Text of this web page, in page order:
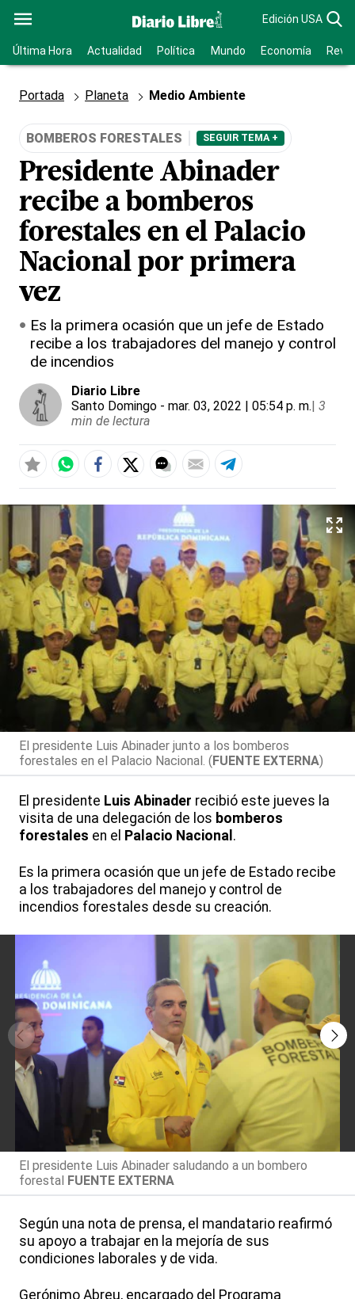
Edición USA
Última Hora Actualidad Política Mundo Economía
Portada Planeta Medio Ambiente
BOMBEROS FORESTALES SEGUIR TEMA +
Presidente Abinader
recibe a bomberos
forestales en el Palacio
Nacional por primera
vez
Es la primera ocasión que un jefe de Estado
recibe a los trabajadores del manejo y control
de incendios
Diario Libre
Santo Domingo - mar. 03, 2022 | 05:54 p. m.| 3
min de lectura
El presidente Luis Abinader junto a los bomberos
forestales en el Palacio Nacional. (FUENTE EXTERNA)
El presidente Luis Abinader recibió este jueves la
visita de una delegación de los bomberos
forestales en el Palacio Nacional .
Es la primera ocasión que un jefe de Estado recibe
a los trabajadores del manejo y control de
incendios forestales desde su creación.
El presidente Luis Abinader saludando a un bombero
forestal FUENTE EXTERNA
Según una nota de prensa, el mandatario reafirmó
su apoyo a trabajar en la mejoría de sus
condiciones laborales y de vida.
Gerónimo Abreu, encargado del Programa